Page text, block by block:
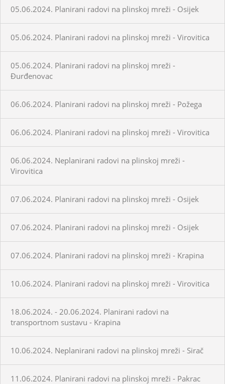
05.06.2024. Planirani radovi na plinskoj mreži - Osijek
05.06.2024. Planirani radovi na plinskoj mreži - Virovitica
05.06.2024. Planirani radovi na plinskoj mreži -
Đurđenovac
06.06.2024. Planirani radovi na plinskoj mreži - Požega
06.06.2024. Planirani radovi na plinskoj mreži - Virovitica
06.06.2024. Neplanirani radovi na plinskoj mreži -
Virovitica
07.06.2024. Planirani radovi na plinskoj mreži - Osijek
07.06.2024. Planirani radovi na plinskoj mreži - Osijek
07.06.2024. Planirani radovi na plinskoj mreži - Krapina
10.06.2024. Planirani radovi na plinskoj mreži - Virovitica
18.06.2024. - 20.06.2024. Planirani radovi na
transportnom sustavu - Krapina
10.06.2024. Neplanirani radovi na plinskoj mreži - Sirač
11.06.2024. Planirani radovi na plinskoj mreži - Pakrac